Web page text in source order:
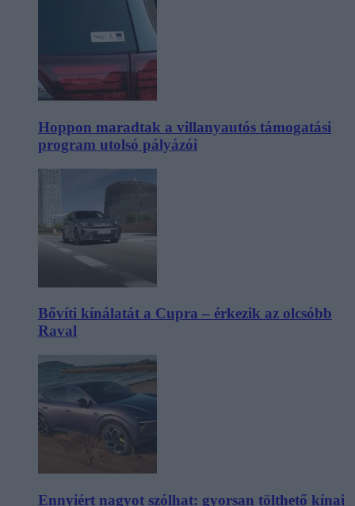
Hoppon maradtak a villanyautós támogatási
program utolsó pályázói
Bővíti kínálatát a Cupra – érkezik az olcsóbb
Raval
Ennyiért nagyot szólhat: gyorsan tölthető kínai